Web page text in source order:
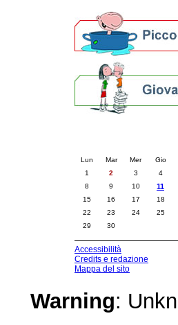
Lun Mar Mer Gio
1
2 3 4
8
9 10 11
15
16 17 18
22
23 24 25
29
30
Accessibilità
Credits e redazione
Mappa del sito
Warning: